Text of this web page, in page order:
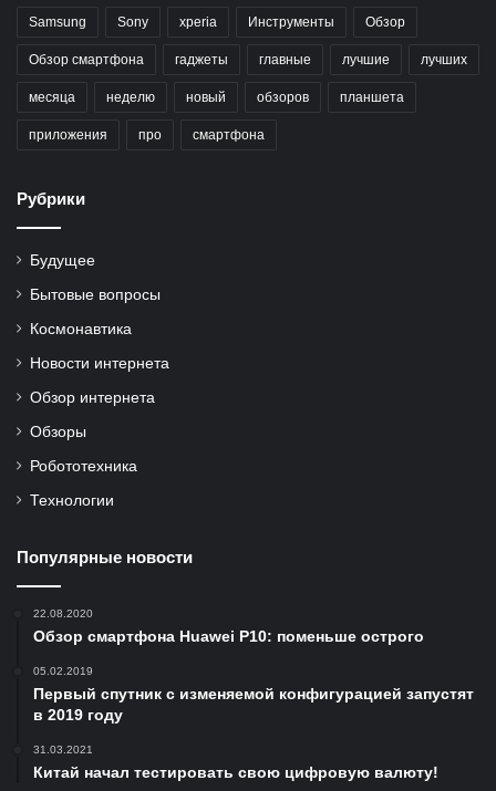
Samsung Sony xperia Инструменты Обзор
Обзор смартфона гаджеты главные лучшие лучших
месяца неделю новый обзоров планшета
приложения про смартфона
Рубрики
Будущее
Бытовые вопросы
Космонавтика
Новости интернета
Обзор интернета
Обзоры
Робототехника
Технологии
Популярные новости
22.08.2020
Обзор смартфона Huawei P10: поменьше острого
05.02.2019
Первый спутник с изменяемой конфигурацией запустят
в 2019 году
31.03.2021
Китай начал тестировать свою цифровую валюту!